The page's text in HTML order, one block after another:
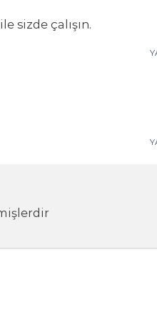
sizde çalışın.